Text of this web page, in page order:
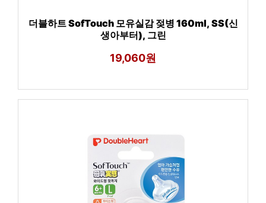
더블하트 SofTouch 모유실감 젖병 160ml, SS(신
생아부터), 그린
19,060원